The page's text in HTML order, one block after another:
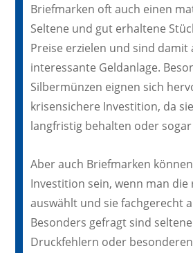
Briefmarken oft auch einen
Seltene und gut erhaltene
Preise erzielen und sind damit
interessante Geldanlage.
Silbermünzen eignen sich
krisensichere Investition, da
langfristig behalten oder
Aber auch Briefmarken
Investition sein, wenn man die
auswählt und sie fachgerecht
Besonders gefragt sind
Druckfehlern oder